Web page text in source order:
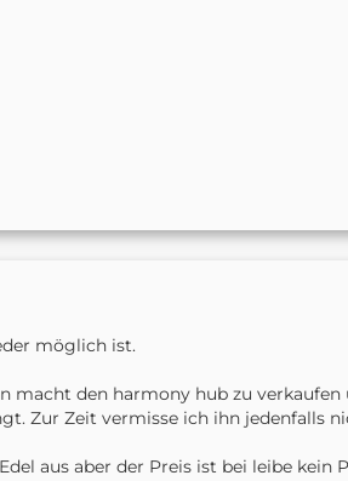
möglich ist.
macht den harmony hub zu
Zur Zeit vermisse ich ihn jedenfalls
aus aber der Preis ist bei leibe kein